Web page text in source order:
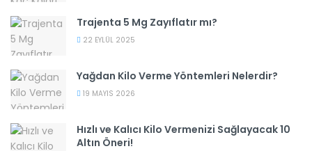
Trajenta 5 Mg Zayıflatır mı?
22 EYLÜL 2025
Yağdan Kilo Verme Yöntemleri Nelerdir?
19 MAYIS 2026
Hızlı ve Kalıcı Kilo Vermenizi Sağlayacak 10
Altın Öneri!